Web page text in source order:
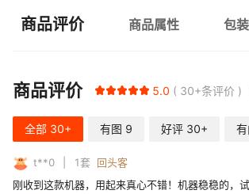
商品评价 商品属性 包
商品评价 5.0 30+条评价
全部 30+ 有图 9 好评 30+
t**0 1套
回头客
刚收到这款机器，用起来真心不错！机器稳稳的，